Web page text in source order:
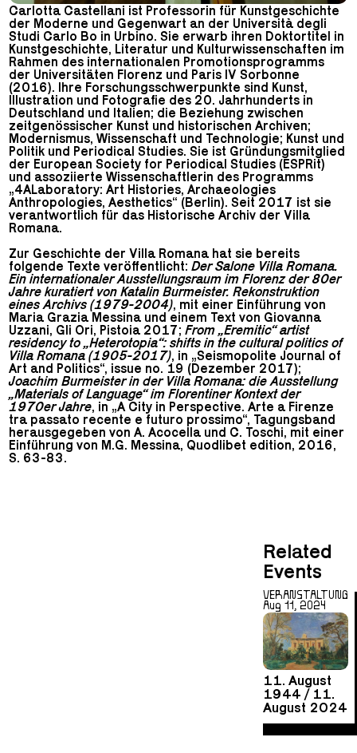
Carlotta Castellani ist Professorin für Kunstgeschichte
der Moderne und Gegenwart an der Università degli
Studi Carlo Bo in Urbino. Sie erwarb ihren Doktortitel in
Kunstgeschichte, Literatur und Kulturwissenschaften im
Rahmen des internationalen Promotionsprogramms
der Universitäten Florenz und Paris IV Sorbonne
(2016). Ihre Forschungsschwerpunkte sind Kunst,
Illustration und Fotografie des 20. Jahrhunderts in
Deutschland und Italien; die Beziehung zwischen
zeitgenössischer Kunst und historischen Archiven;
Modernismus, Wissenschaft und Technologie; Kunst und
Politik und Periodical Studies. Sie ist Gründungsmitglied
der European Society for Periodical Studies (ESPRit)
und assoziierte Wissenschaftlerin des Programms
„4ALaboratory: Art Histories, Archaeologies
Anthropologies, Aesthetics“ (Berlin). Seit 2017 ist sie
verantwortlich für das Historische Archiv der Villa
Romana.
Zur Geschichte der Villa Romana hat sie bereits
folgende Texte veröffentlicht:Der Salone Villa Romana.
Ein internationaler Ausstellungsraum im Florenz der 80er
Jahre kuratiert von Katalin Burmeister. Rekonstruktion
eines Archivs (1979-2004), mit einer Einführung von
Maria Grazia Messina und einem Text von Giovanna
Uzzani, Gli Ori, Pistoia 2017;From „Eremitic“ artist
residency to „Heterotopia“: shifts in the cultural politics of
Villa Romana (1905-2017), in „Seismopolite Journal of
Art and Politics“, issue no. 19 (Dezember 2017);
Joachim Burmeister in der Villa Romana: die Ausstellung
„Materials of Language“ im Florentiner Kontext der
1970er Jahre, in „A City in Perspective. Arte a Firenze
tra passato recente e futuro prossimo“, Tagungsband
herausgegeben von A. Acocella und C. Toschi, mit einer
Einführung von M.G. Messina, Quodlibet edition, 2016,
S. 63-83.
Related
Events
VERANSTALTUNG
Aug 11, 2024
11. August
1944 / 11.
August 2024